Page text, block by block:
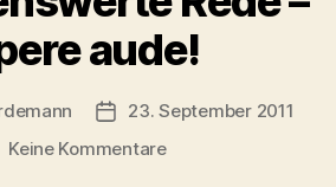
aude!
Beitragsdatum
23. September 2011
Keine Kommentarezu